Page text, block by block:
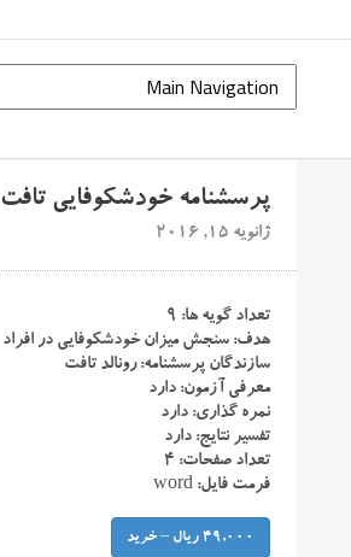
پرسشنامه خودشکوفایی تافت
ژانویه 15, 2016
تعداد گویه ها: ۹
هدف: سنجش میزان خودشکوفایی در افراد
سازندگان پرسشنامه: رونالد تافت
معرفی آزمون: دارد
نمره گذاری: دارد
تفسیر نتایج: دارد
تعداد صفحات: ۴
فرمت فایل: word
49,000 ریال – خرید